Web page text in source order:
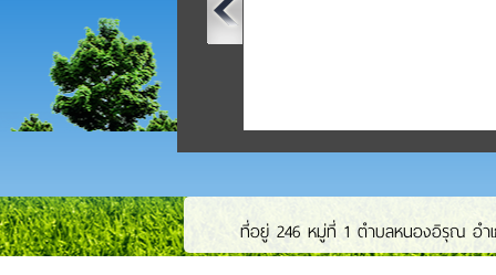
ที่อยู่ 246 หมู่ที่ 1 ตำบลหนองอิรุณ อำ